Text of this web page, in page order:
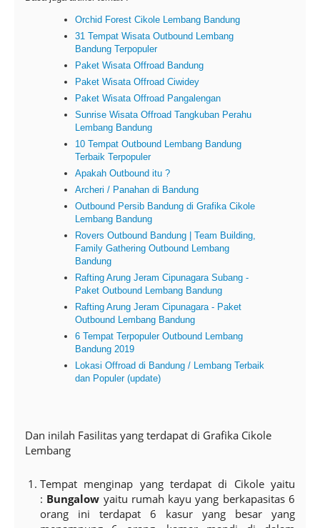
Orchid Forest Cikole Lembang Bandung
31 Tempat Wisata Outbound Lembang
Bandung Terpopuler
Paket Wisata Offroad Bandung
Paket Wisata Offroad Ciwidey
Paket Wisata Offroad Pangalengan
Sunrise Wisata Offroad Tangkuban Perahu
Lembang Bandung
10 Tempat Outbound Lembang Bandung
Terbaik Terpopuler
Apakah Outbound itu ?
Archeri / Panahan di Bandung
Outbound Persib Bandung di Grafika Cikole
Lembang Bandung
Rovers Outbound Bandung | Team Building,
Family Gathering Outbound Lembang
Bandung
Rafting Arung Jeram Cipunagara Subang -
Paket Outbound Lembang Bandung
Rafting Arung Jeram Cipunagara - Paket
Outbound Lembang Bandung
6 Tempat Terpopuler Outbound Lembang
Bandung 2019
Lokasi Offroad di Bandung / Lembang Terbaik
dan Populer (update)
Dan inilah Fasilitas yang terdapat di Grafika Cikole
Lembang
Tempat menginap yang terdapat di Cikole yaitu
: Bungalow yaitu rumah kayu yang berkapasitas 6
orang ini terdapat 6 kasur yang besar yang